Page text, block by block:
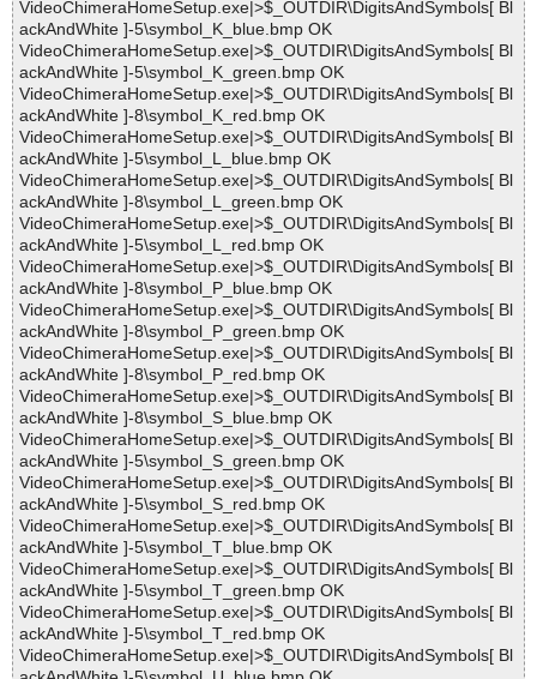
VideoChimeraHomeSetup.exe|>$_OUTDIR\DigitsAndSymbols[ Bl
ackAndWhite ]-5\symbol_K_blue.bmp OK
VideoChimeraHomeSetup.exe|>$_OUTDIR\DigitsAndSymbols[ Bl
ackAndWhite ]-5\symbol_K_green.bmp OK
VideoChimeraHomeSetup.exe|>$_OUTDIR\DigitsAndSymbols[ Bl
ackAndWhite ]-8\symbol_K_red.bmp OK
VideoChimeraHomeSetup.exe|>$_OUTDIR\DigitsAndSymbols[ Bl
ackAndWhite ]-5\symbol_L_blue.bmp OK
VideoChimeraHomeSetup.exe|>$_OUTDIR\DigitsAndSymbols[ Bl
ackAndWhite ]-8\symbol_L_green.bmp OK
VideoChimeraHomeSetup.exe|>$_OUTDIR\DigitsAndSymbols[ Bl
ackAndWhite ]-5\symbol_L_red.bmp OK
VideoChimeraHomeSetup.exe|>$_OUTDIR\DigitsAndSymbols[ Bl
ackAndWhite ]-8\symbol_P_blue.bmp OK
VideoChimeraHomeSetup.exe|>$_OUTDIR\DigitsAndSymbols[ Bl
ackAndWhite ]-8\symbol_P_green.bmp OK
VideoChimeraHomeSetup.exe|>$_OUTDIR\DigitsAndSymbols[ Bl
ackAndWhite ]-8\symbol_P_red.bmp OK
VideoChimeraHomeSetup.exe|>$_OUTDIR\DigitsAndSymbols[ Bl
ackAndWhite ]-8\symbol_S_blue.bmp OK
VideoChimeraHomeSetup.exe|>$_OUTDIR\DigitsAndSymbols[ Bl
ackAndWhite ]-5\symbol_S_green.bmp OK
VideoChimeraHomeSetup.exe|>$_OUTDIR\DigitsAndSymbols[ Bl
ackAndWhite ]-5\symbol_S_red.bmp OK
VideoChimeraHomeSetup.exe|>$_OUTDIR\DigitsAndSymbols[ Bl
ackAndWhite ]-5\symbol_T_blue.bmp OK
VideoChimeraHomeSetup.exe|>$_OUTDIR\DigitsAndSymbols[ Bl
ackAndWhite ]-5\symbol_T_green.bmp OK
VideoChimeraHomeSetup.exe|>$_OUTDIR\DigitsAndSymbols[ Bl
ackAndWhite ]-5\symbol_T_red.bmp OK
VideoChimeraHomeSetup.exe|>$_OUTDIR\DigitsAndSymbols[ Bl